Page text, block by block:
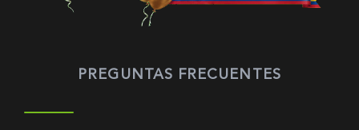
PREGUNTAS FRECUENTES